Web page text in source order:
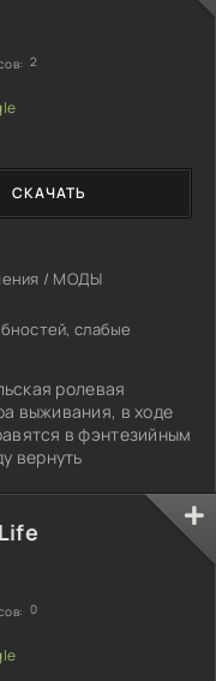
/ МОДЫ
слабые
ролевая
выживания, в ходе
в фэнтезийным
вернуть
СКАЧАТЬ
2
0